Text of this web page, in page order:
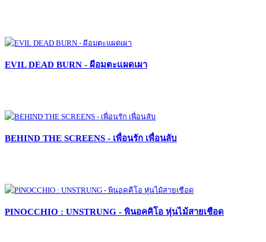
EVIL DEAD BURN - ผีอมตะแผดเผา
BEHIND THE SCREENS - เพื่อนรัก เพื่อนลับ
PINOCCHIO : UNSTRUNG - พินอคคิโอ หุ่นไม้สายเชือด